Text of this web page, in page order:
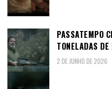
PASSATEMPO
TONELADAS
2 DE JUNHO DE 2026